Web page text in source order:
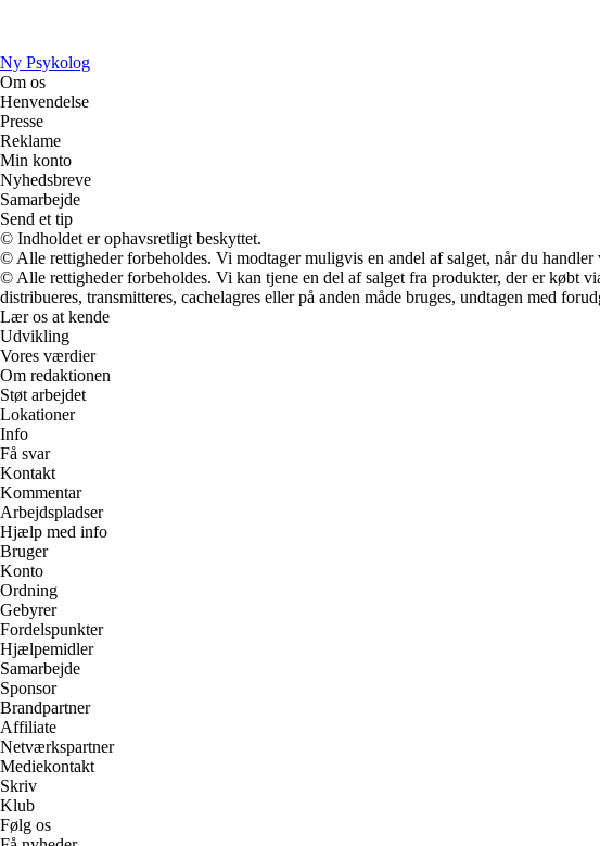
Ny Psykolog
Om os
Henvendelse
Presse
Reklame
Min konto
Nyhedsbreve
Samarbejde
Send et tip
© Indholdet er ophavsretligt beskyttet.
© Alle rettigheder forbeholdes. Vi modtager muligvis en andel af salget, når du handler
© Alle rettigheder forbeholdes. Vi kan tjene en del af salget fra produkter, der er købt
distribueres, transmitteres, cachelagres eller på anden måde bruges, undtagen med
Lær os at kende
Udvikling
Vores værdier
Om redaktionen
Støt arbejdet
Lokationer
Info
Få svar
Kontakt
Kommentar
Arbejdspladser
Hjælp med info
Bruger
Konto
Ordning
Gebyrer
Fordelspunkter
Hjælpemidler
Samarbejde
Sponsor
Brandpartner
Affiliate
Netværkspartner
Mediekontakt
Skriv
Klub
Følg os